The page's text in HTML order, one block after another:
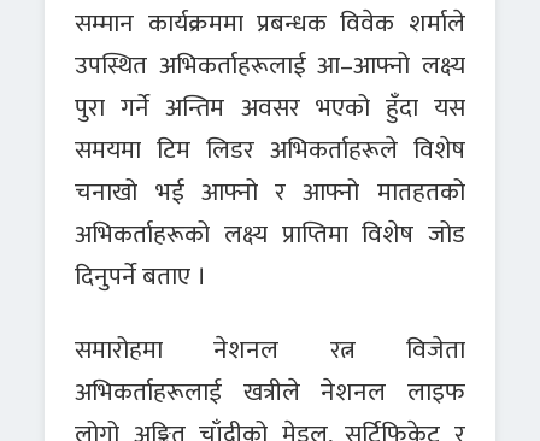
सम्मान कार्यक्रममा प्रबन्धक विवेक शर्माले
उपस्थित अभिकर्ताहरूलाई आ–आफ्नो लक्ष्य
पुरा गर्ने अन्तिम अवसर भएको हुँदा यस
समयमा टिम लिडर अभिकर्ताहरूले विशेष
चनाखो भई आफ्नो र आफ्नो मातहतको
अभिकर्ताहरूको लक्ष्य प्राप्तिमा विशेष जोड
दिनुपर्ने बताए ।
समारोहमा नेशनल रत्न विजेता
अभिकर्ताहरूलाई खत्रीले नेशनल लाइफ